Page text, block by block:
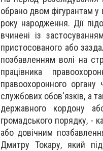
обрано двом фігурантам
року народження. Дії
вчинені із
пристосованого або
позбавленням волі на
працівника
правоохоронного
службових обов'язків, а
державного кордону
громадського порядку, -
або довічним
Дмитру Токару, який